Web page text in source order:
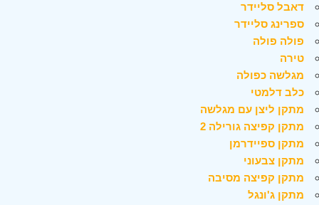
דאבל סליידר
ספרינג סליידר
פולה פולה
טירה
מגלשה כפולה
כלב דלמטי
מתקן ליצן עם מגלשה
מתקן קפיצה גורילה 2
מתקן ספיידרמן
מתקן צבעוני
מתקן קפיצה מסיבה
מתקן ג'ונגל